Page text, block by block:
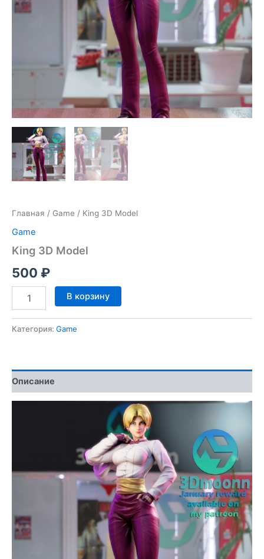
Главная / Game / King 3D Model
Game
King 3D Model
500 ₽
Количество
товара
3D
В корзину
Категория: Game
Описание